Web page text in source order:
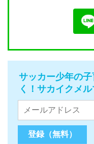
サッカー少年の
く！サカイクメ